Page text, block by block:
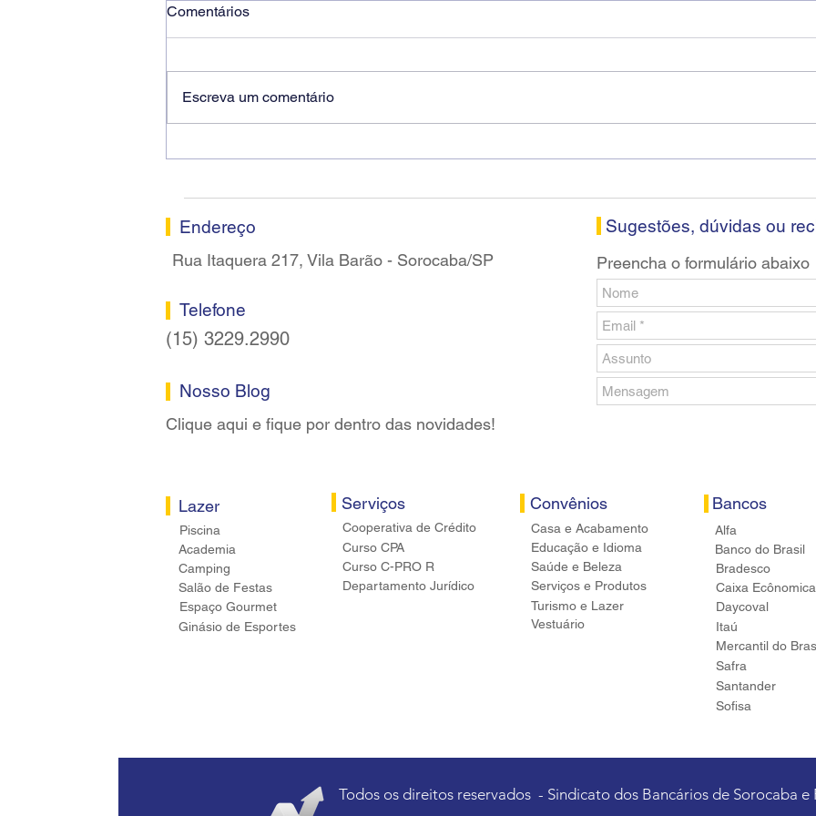
Comentários
Escreva um comentário
Endereço
Rua Itaquera 217, Vila Barão - Sorocaba/SP
Telefone
(15) 3229.2990
Nosso Blog
Clique aqui e fique por dentro das novidades!
Lazer
Piscina
Academia
Camping
Salão de Festas
Espaço Gourmet
Ginásio de Esportes
Serviços
Cooperativa de Crédito
Curso CPA
Curso C-PRO R
Departamento Jurídico
Sugestões, dúvidas ou
Preencha o formulário abaixo
Convênios
Casa e Acabamento
Educação e Idioma
Saúde e Beleza
Serviços e Produtos
Turismo e Lazer
Vestuário
Bancos
Alfa
Banco do Brasil
Bradesco
Caixa
Daycoval
Itaú
Mercantil do
Safra
Santander
Sofisa
Todos os direitos reservados - Sindicato dos Bancários de Sorocaba